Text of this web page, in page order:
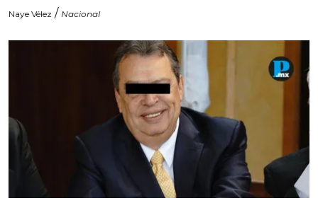
Naye Vélez / Nacional